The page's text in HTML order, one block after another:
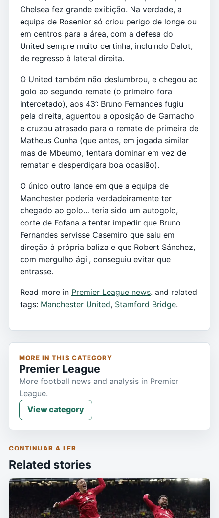
Chelsea fez grande exibição. Na verdade, a
equipa de Rosenior só criou perigo de longe ou
em centros para a área, com a defesa do
United sempre muito certinha, incluindo Dalot,
de regresso à lateral direita.
O United também não deslumbrou, e chegou ao
golo ao segundo remate (o primeiro fora
intercetado), aos 43’: Bruno Fernandes fugiu
pela direita, aguentou a oposição de Garnacho
e cruzou atrasado para o remate de primeira de
Matheus Cunha (que antes, em jogada similar
mas de Mbeumo, tentara dominar em vez de
rematar e desperdiçara boa ocasião).
O único outro lance em que a equipa de
Manchester poderia verdadeiramente ter
chegado ao golo… teria sido um autogolo,
corte de Fofana a tentar impedir que Bruno
Fernandes servisse Casemiro que saiu em
direção à própria baliza e que Robert Sánchez,
com mergulho ágil, conseguiu evitar que
entrasse.
Read more in Premier League news. and related
tags: Manchester United, Stamford Bridge.
MORE IN THIS CATEGORY
Premier League
More football news and analysis in Premier
League.
View category
CONTINUAR A LER
Related stories